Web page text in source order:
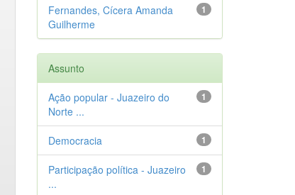
1
Fernandes, Cícera Amanda
Guilherme
Assunto
1
Ação popular - Juazeiro do
Norte ...
1
Democracia
1
Participação política - Juazeiro
...